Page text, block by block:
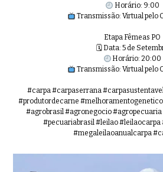
Horário: 9:00
Transmissão: Virtual pelo
Etapa Fêmeas PO
🗓 Data: 5 de
Horário: 20:00
Transmissão: Virtual pelo
#carpa #carpaserrana
#produtordecarne
#agrobrasil #agronegocio
#pecuariabrasil #leilao #leilaocarpa
#megaleilaoanualcarpa